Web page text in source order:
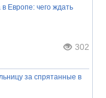
в Европе: чего ждать
302
за спрятанные в